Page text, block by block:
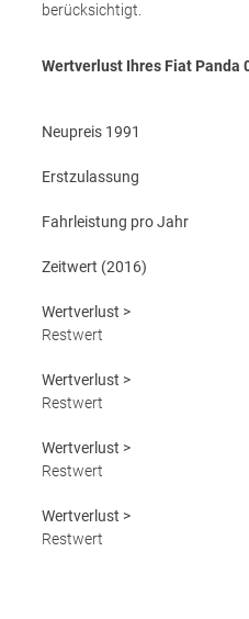
berücksichtigt.
Wertverlust Ihres Fiat Panda
Neupreis 1991
Erstzulassung
Fahrleistung pro Jahr
Zeitwert (2016)
Wertverlust >
Restwert
Wertverlust >
Restwert
Wertverlust >
Restwert
Wertverlust >
Restwert